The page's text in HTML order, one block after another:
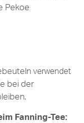
Pekoe
verwendet
bei der
Fanning-Tee: